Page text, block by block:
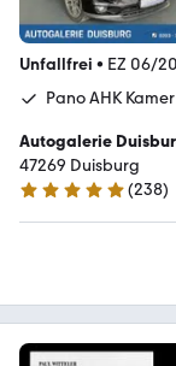
Unfallfrei • EZ 06/
Pano AHK
Autogalerie
47269 Duisburg
4.8 Sterne
(238)